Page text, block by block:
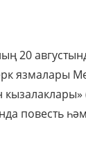
20
язмалары
повесть